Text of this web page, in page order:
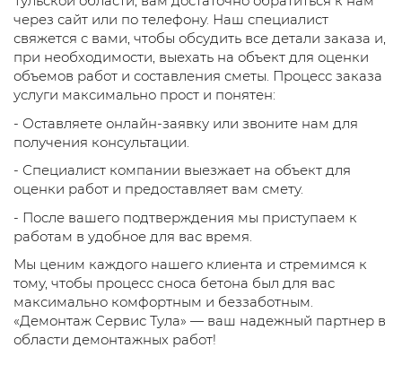
через сайт или по телефону. Наш специалист
свяжется с вами, чтобы обсудить все детали заказа и,
при необходимости, выехать на объект для оценки
объемов работ и составления сметы. Процесс заказа
услуги максимально прост и понятен:
- Оставляете онлайн-заявку или звоните нам для
получения консультации.
- Специалист компании выезжает на объект для
оценки работ и предоставляет вам смету.
- После вашего подтверждения мы приступаем к
работам в удобное для вас время.
Мы ценим каждого нашего клиента и стремимся к
тому, чтобы процесс сноса бетона был для вас
максимально комфортным и беззаботным.
«Демонтаж Сервис Тула» — ваш надежный партнер в
области демонтажных работ!